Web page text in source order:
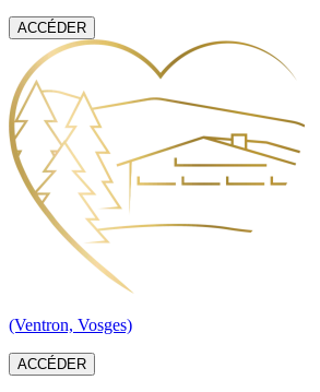
ACCÉDER
(Ventron, Vosges)
ACCÉDER